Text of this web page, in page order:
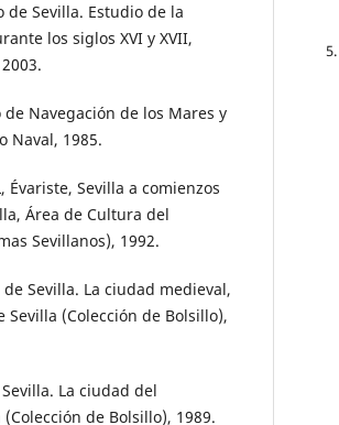
de Sevilla. Estudio de la
los siglos XVI y XVII,
de Navegación de los Mares y
Naval, 1985.
Évariste, Sevilla a comienzos
Área de Cultura del
Sevillanos), 1992.
de Sevilla. La ciudad medieval,
(Colección de Bolsillo),
Sevilla. La ciudad del
de Bolsillo), 1989.